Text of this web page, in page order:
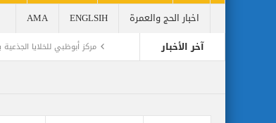
اخبار الحج والعمرة
ENGLSIH
AMA
آخر الأخبار
مركز أبوظبي للخلايا
مطارات دبي تتوقع زيادة